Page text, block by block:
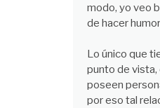
modo, yo veo
de hacer
Lo único que
punto de vista,
poseen
por eso tal